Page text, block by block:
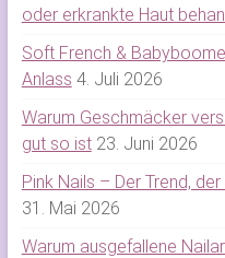
oder erkrankte Haut
Soft French &
Anlass 4. Juli 2026
Warum Geschmäcker
gut so ist 23. Juni 2026
Pink Nails – Der Trend,
31. Mai 2026
Warum ausgefallene